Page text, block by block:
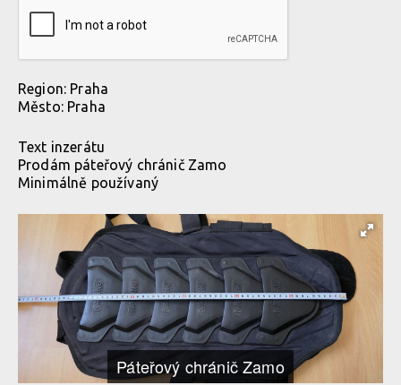
Region: Praha
Město: Praha
Text inzerátu
Prodám páteřový chránič Zamo
Minimálně používaný
Páteřový chránič Zamo